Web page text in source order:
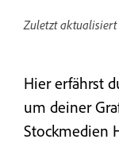
Zuletzt
Hier erfährst
um deiner
Stockmedien